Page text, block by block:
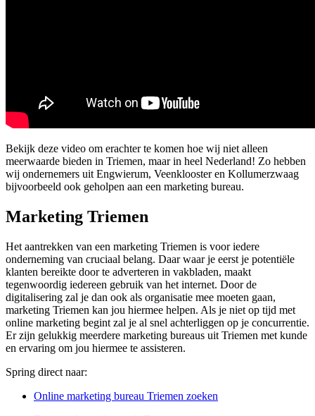
Bekijk deze video om erachter te komen hoe wij niet alleen
meerwaarde bieden in Triemen, maar in heel Nederland! Zo hebben
wij ondernemers uit Engwierum, Veenklooster en Kollumerzwaag
bijvoorbeeld ook geholpen aan een marketing bureau.
Marketing Triemen
Het aantrekken van een marketing Triemen is voor iedere
onderneming van cruciaal belang. Daar waar je eerst je potentiële
klanten bereikte door te adverteren in vakbladen, maakt
tegenwoordig iedereen gebruik van het internet. Door de
digitalisering zal je dan ook als organisatie mee moeten gaan,
marketing Triemen kan jou hiermee helpen. Als je niet op tijd met
online marketing begint zal je al snel achterliggen op je concurrentie.
Er zijn gelukkig meerdere marketing bureaus uit Triemen met kunde
en ervaring om jou hiermee te assisteren.
Spring direct naar:
Online marketing bureau Triemen zoeken